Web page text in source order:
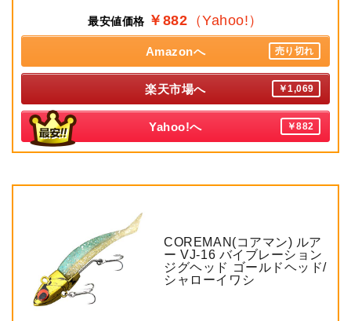
最安値価格 ￥882 （Yahoo!）
Amazonへ 売り切れ
楽天市場へ ￥1,069
Yahoo!へ ￥882
COREMAN(コアマン) ルア
ー VJ-16 バイブレーション
ジグヘッド ゴールドヘッド/
シャローイワシ